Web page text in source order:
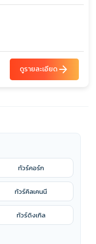
ดูรายละเอียดarrow_forward
ทัวร์คอร์ก
ทัวร์คิลเคนนี
ทัวร์ดิงเกิล